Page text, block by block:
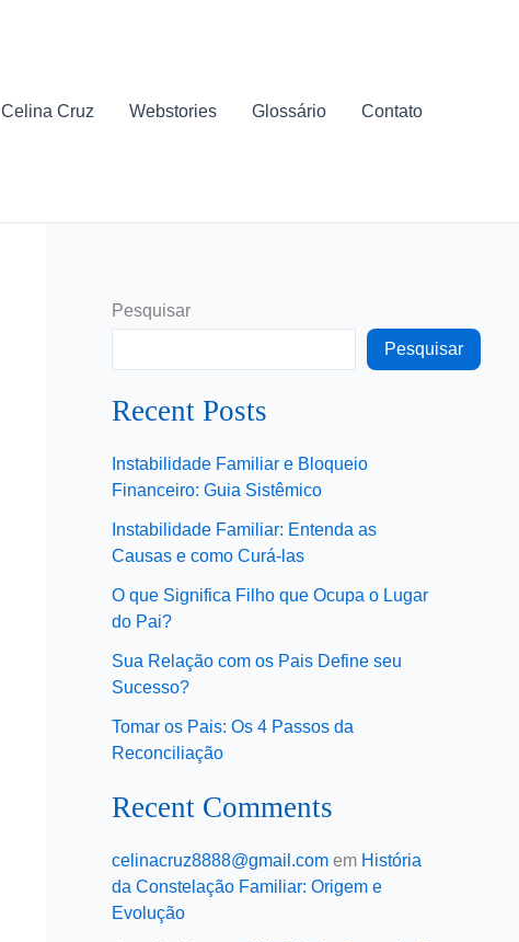
Celina Cruz Webstories Glossário Contato
Pesquisar
Pesquisar
Recent Posts
Instabilidade Familiar e Bloqueio
Financeiro: Guia Sistêmico
Instabilidade Familiar: Entenda as
Causas e como Curá-las
O que Significa Filho que Ocupa o Lugar
do Pai?
Sua Relação com os Pais Define seu
Sucesso?
Tomar os Pais: Os 4 Passos da
Reconciliação
Recent Comments
celinacruz8888@gmail.com em História
da Constelação Familiar: Origem e
Evolução